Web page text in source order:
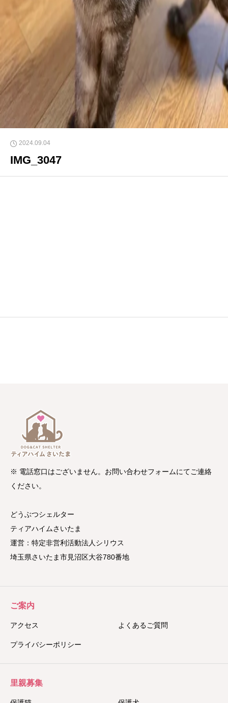
2024.09.04
IMG_3047
※ 電話窓口はございません。お問い合わせフォームにてご連絡
ください。
どうぶつシェルター
ティアハイムさいたま
運営：特定非営利活動法人シリウス
埼玉県さいたま市見沼区大谷780番地
ご案内
アクセス よくあるご質問
プライバシーポリシー
里親募集